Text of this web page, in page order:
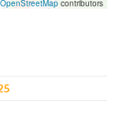
OpenStreetMap contributors